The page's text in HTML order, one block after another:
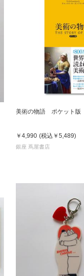
美術の物語 ポケット版
￥4,990 (税込 ￥5,489)
銀座 蔦屋書店